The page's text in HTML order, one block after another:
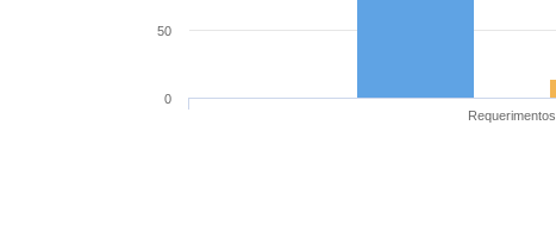
Requerimentos
0
50